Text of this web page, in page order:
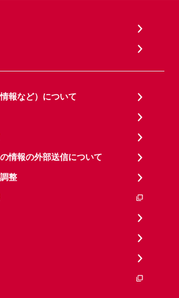
報など）について
情報の外部送信について
整